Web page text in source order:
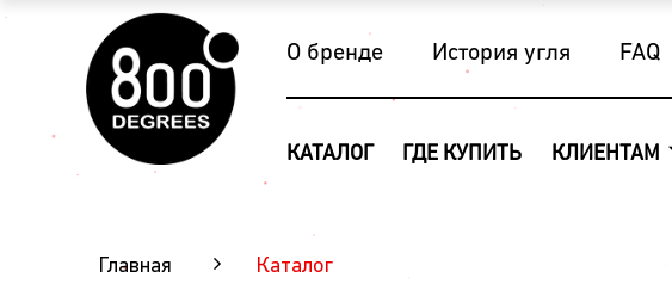
О бренде История угля FAQ
КАТАЛОГ ГДЕ КУПИТЬ КЛИЕНТАМ
Главная Каталог